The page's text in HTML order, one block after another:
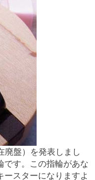
廃盤）を発表しまし
です。この指輪があな
ースターになりますよ